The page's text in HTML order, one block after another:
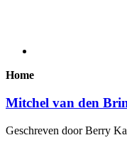
Home
Mitchel van den
Geschreven door Berry